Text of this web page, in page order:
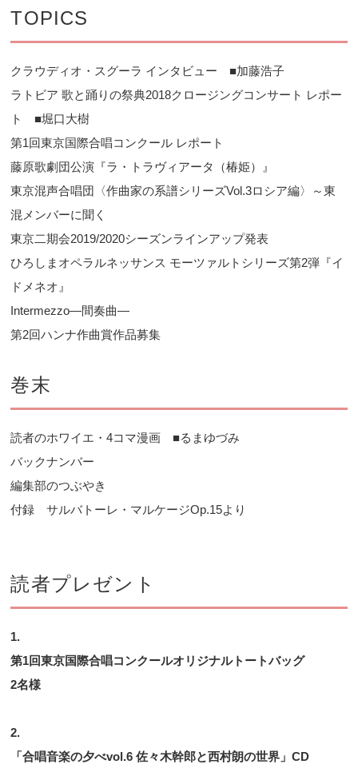
TOPICS
クラウディオ・スグーラ インタビュー ■加藤浩子
ラトビア 歌と踊りの祭典2018クロージングコンサート レポー
ト ■堀口大樹
第1回東京国際合唱コンクール レポート
藤原歌劇団公演『ラ・トラヴィアータ（椿姫）』
東京混声合唱団〈作曲家の系譜シリーズVol.3ロシア編〉～東
混メンバーに聞く
東京二期会2019/2020シーズンラインアップ発表
ひろしまオペラルネッサンス モーツァルトシリーズ第2弾『イ
ドメネオ』
Intermezzo―間奏曲―
第2回ハンナ作曲賞作品募集
巻末
読者のホワイエ・4コマ漫画 ■るまゆづみ
バックナンバー
編集部のつぶやき
付録 サルバトーレ・マルケージOp.15より
読者プレゼント
1.
第1回東京国際合唱コンクールオリジナルトートバッグ
2名様
2.
「合唱音楽の夕べvol.6 佐々木幹郎と西村朗の世界」CD